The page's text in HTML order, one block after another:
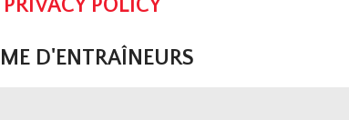
POLICY
D'ENTRAÎNEURS